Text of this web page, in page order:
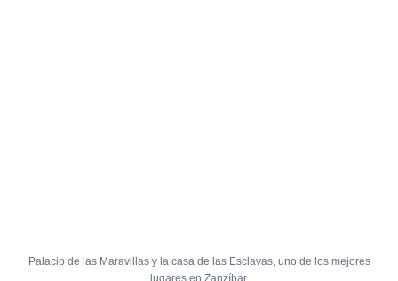
Palacio de las Maravillas y la casa de las Esclavas, uno de los mejores
lugares en Zanzíbar.